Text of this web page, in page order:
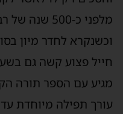
מלפני כ-500 שנה
לחדר מיון
פצוע קשה גם
עם הספר תורה
תפילה מיוחדת עד